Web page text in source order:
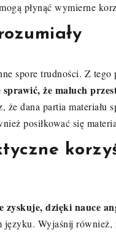
płynąć wymierne
spore trudności. Z
że maluch
dana partia materiału
posiłkować się
dzięki nauce
Wyjaśnij również,